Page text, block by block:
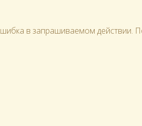
в запрашиваемом действии.